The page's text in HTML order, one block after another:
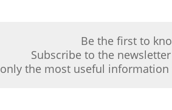
Be the first to
Subscribe to the
only the most useful